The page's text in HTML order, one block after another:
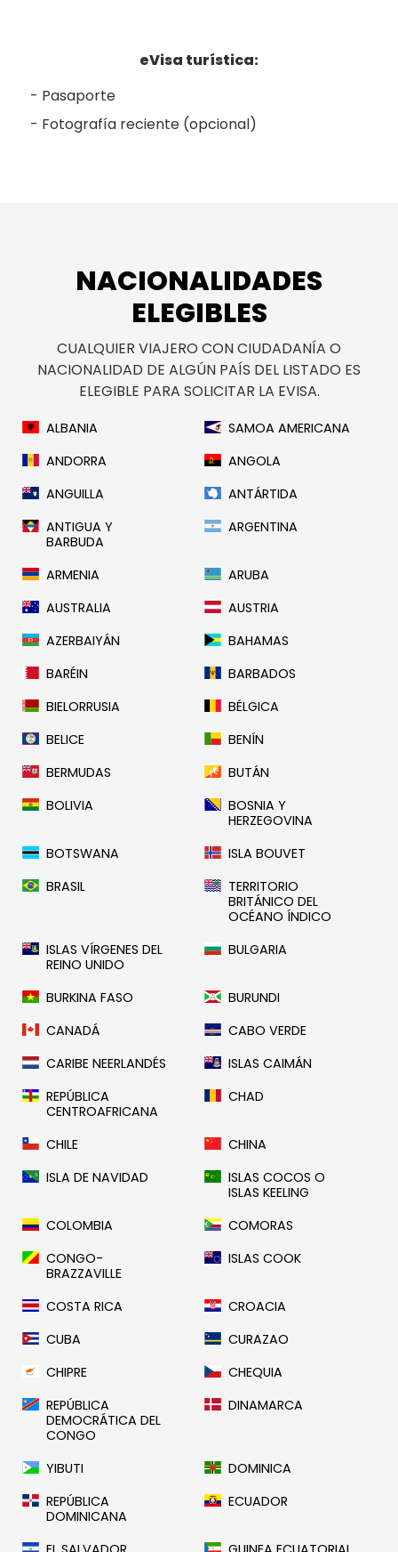
eVisa turística:
Pasaporte
Fotografía reciente (opcional)
NACIONALIDADES
ELEGIBLES
CUALQUIER VIAJERO CON CIUDADANÍA O
NACIONALIDAD DE ALGÚN PAÍS DEL LISTADO ES
ELEGIBLE PARA SOLICITAR LA EVISA.
ALBANIA
SAMOA AMERICANA
ANDORRA
ANGOLA
ANGUILLA
ANTÁRTIDA
ANTIGUA Y
BARBUDA
ARGENTINA
ARMENIA
ARUBA
AUSTRALIA
AUSTRIA
AZERBAIYÁN
BAHAMAS
BARÉIN
BARBADOS
BIELORRUSIA
BÉLGICA
BELICE
BENÍN
BERMUDAS
BUTÁN
BOLIVIA
BOSNIA Y
HERZEGOVINA
BOTSWANA
ISLA BOUVET
BRASIL
TERRITORIO
BRITÁNICO DEL
OCÉANO ÍNDICO
ISLAS VÍRGENES DEL
REINO UNIDO
BULGARIA
BURKINA FASO
BURUNDI
CANADÁ
CABO VERDE
CARIBE NEERLANDÉS
ISLAS CAIMÁN
REPÚBLICA
CENTROAFRICANA
CHAD
CHILE
CHINA
ISLA DE NAVIDAD
ISLAS COCOS O
ISLAS KEELING
COLOMBIA
COMORAS
CONGO-
BRAZZAVILLE
ISLAS COOK
COSTA RICA
CROACIA
CUBA
CURAZAO
CHIPRE
CHEQUIA
REPÚBLICA
DEMOCRÁTICA DEL
CONGO
DINAMARCA
YIBUTI
DOMINICA
REPÚBLICA
DOMINICANA
ECUADOR